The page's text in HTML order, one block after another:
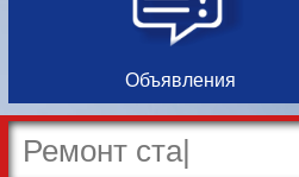
Объявления